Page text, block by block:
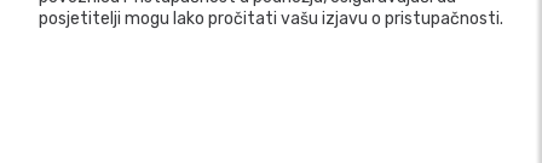
posjetitelji mogu lako pročitati vašu izjavu o pristupačnosti.